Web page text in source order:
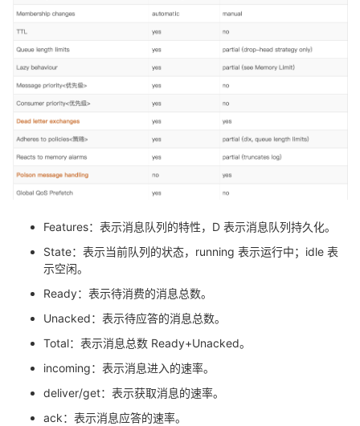
Features：表示消息队列的特性，D 表示消息队列持久化。
State：表示当前队列的状态，running 表示运行中；idle 表
示空闲。
Ready：表示待消费的消息总数。
Unacked：表示待应答的消息总数。
Total：表示消息总数 Ready+Unacked。
incoming：表示消息进入的速率。
deliver/get：表示获取消息的速率。
ack：表示消息应答的速率。